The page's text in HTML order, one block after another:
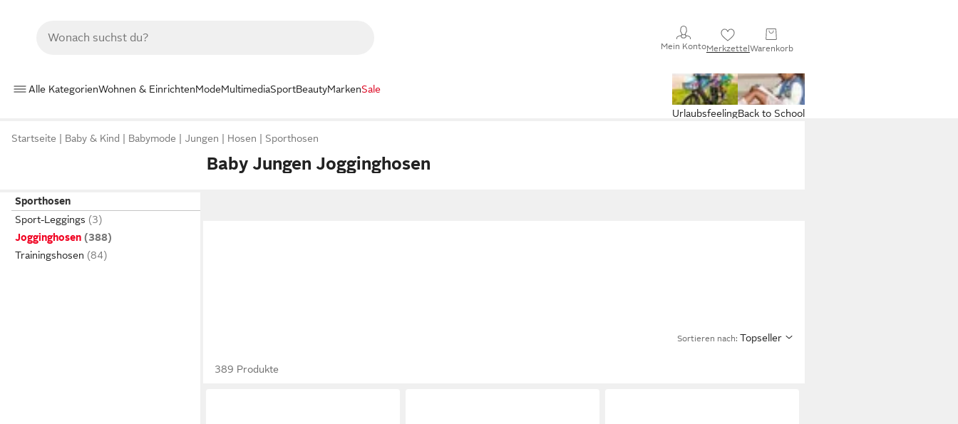
Mein KontoMerkzettelWarenkorb
Alle KategorienWohnen & EinrichtenModeMultimediaSportBeautyMarkenSale
Back to School
Urlaubsfeeling
Startseite Baby & Kind Babymode Jungen Hosen Sporthosen
Baby Jungen Jogginghosen
Sporthosen
Sport-Leggings
Jogginghosen
Trainingshosen
Sortieren nach: Topseller
389 Produkte